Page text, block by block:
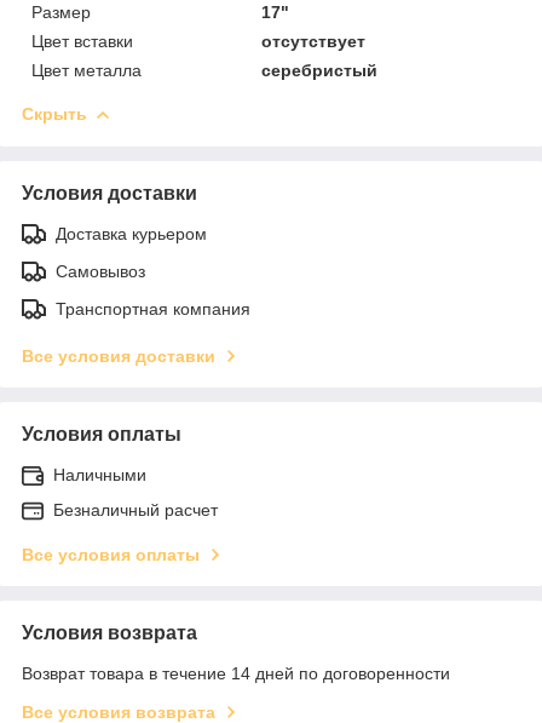
Размер
17"
Цвет вставки
отсутствует
Цвет металла
серебристый
Скрыть
Условия доставки
Доставка курьером
Самовывоз
Транспортная компания
Все условия доставки
Условия оплаты
Наличными
Безналичный расчет
Все условия оплаты
Условия возврата
Возврат товара в течение 14 дней по договоренности
Все условия возврата